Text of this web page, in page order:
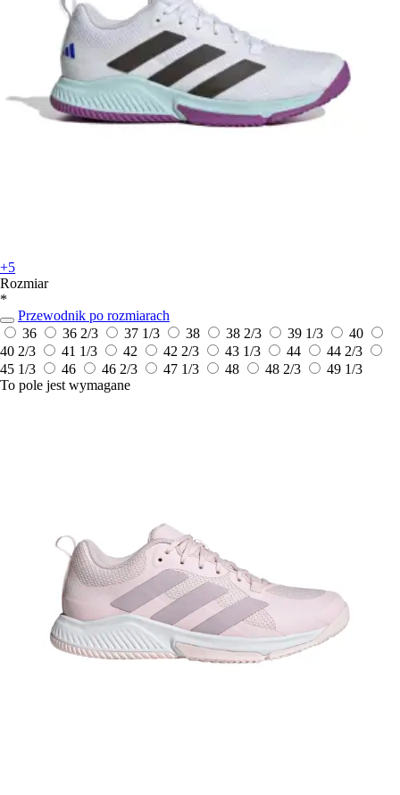
+5
Rozmiar
*
Przewodnik po rozmiarach
36
36 2/3 37 1/3 38 38 2/3 39 1/3
40
40 2/3
41 1/3 42 42 2/3 43 1/3 44
44 2/3
45 1/3
46 46 2/3 47 1/3 48 48 2/3
49 1/3
To pole jest wymagane